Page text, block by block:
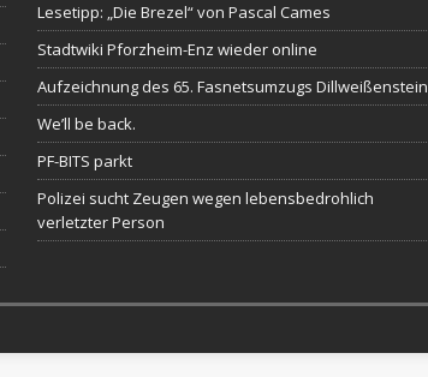
Lesetipp: „Die Brezel“ von Pascal Cames
Stadtwiki Pforzheim-Enz wieder online
Aufzeichnung des 65. Fasnetsumzugs Dillweißenstein
We’ll be back.
PF-BITS parkt
Polizei sucht Zeugen wegen lebensbedrohlich
verletzter Person